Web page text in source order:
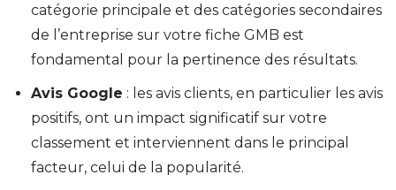
catégorie principale et des catégories secondaires
de l’entreprise sur votre fiche GMB est
fondamental pour la pertinence des résultats.
Avis Google : les avis clients, en particulier les avis
positifs, ont un impact significatif sur votre
classement et interviennent dans le principal
facteur, celui de la popularité.